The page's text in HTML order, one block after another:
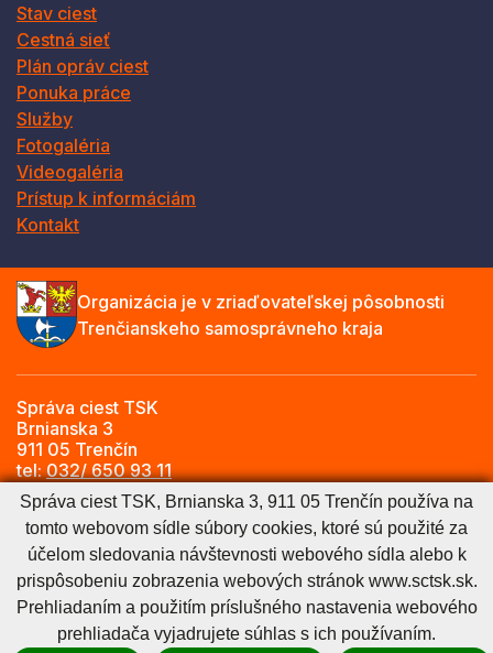
Stav ciest
Cestná sieť
Plán opráv ciest
Ponuka práce
Služby
Fotogaléria
Videogaléria
Prístup k informáciám
Kontakt
Organizácia je v zriaďovateľskej pôsobnosti
Trenčianskeho samosprávneho kraja
Správa ciest TSK
Brnianska 3
911 05 Trenčín
tel:032/ 650 93 11
e-mail:
info@sctsk.sk
Zásady spracúvania osobných údajovCookies nastavenie
Cookies - viac informáciíVyhlásenie o prístupnosti
Technický prevádzkovateľSprávca obsahu
Správa ciest TSK, Brnianska 3, 911 05 Trenčín používa na
tomto webovom sídle súbory cookies, ktoré sú použité za
účelom sledovania návštevnosti webového sídla alebo k
prispôsobeniu zobrazenia webových stránok www.sctsk.sk.
Prehliadaním a použitím príslušného nastavenia webového
prehliadača vyjadrujete súhlas s ich používaním.